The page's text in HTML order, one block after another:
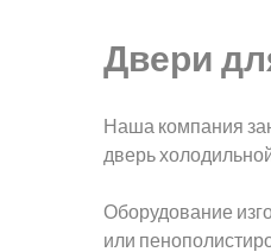
Двери
Наша компания
дверь
Оборудование
или